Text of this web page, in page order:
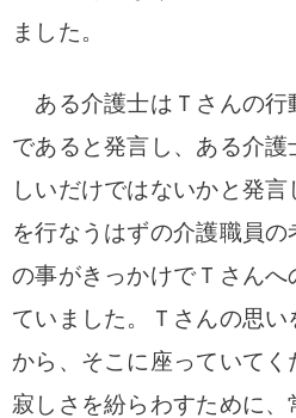
ました。
ある介護士はＴさんの行
であると発言し、ある介
しいだけではないかと発
を行なうはずの介護職員
の事がきっかけでＴさんへ
ていました。Ｔさんの思
から、そこに座っていてく
寂しさを紛らわすために、